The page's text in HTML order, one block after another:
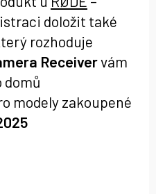
doložit také
rozhoduje
Receivervám
domů
modely zakoupené